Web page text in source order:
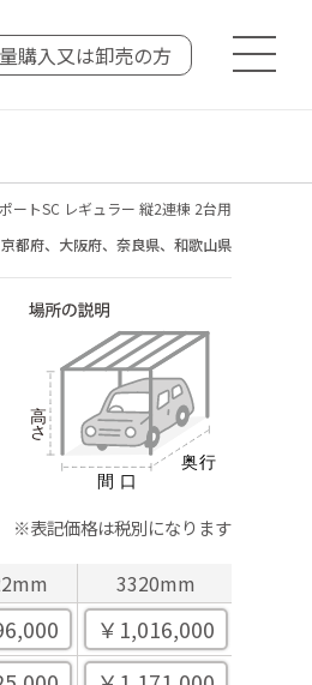
購入又は卸売の方
ートSC レギュラー 縦2連棟 2台用
都府、大阪府、奈良県、和歌山県
※表記価格は税別になります
3320mm
￥1,016,000